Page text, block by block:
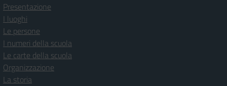
Presentazione
I luoghi
Le persone
I numeri della scuola
Le carte della scuola
Organizzazione
La storia